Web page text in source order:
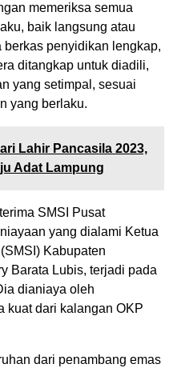
memeriksa semua
baik langsung atau
penyidikan lengkap,
ditangkap untuk diadili,
yang setimpal, sesuai
yang berlaku.
Lahir Pancasila 2023,
Adat Lampung
SMSI Pusat
yang dialami Ketua
Kabupaten
Barata Lubis, terjadi pada
dianiaya oleh
kuat dari kalangan OKP
dari penambang emas